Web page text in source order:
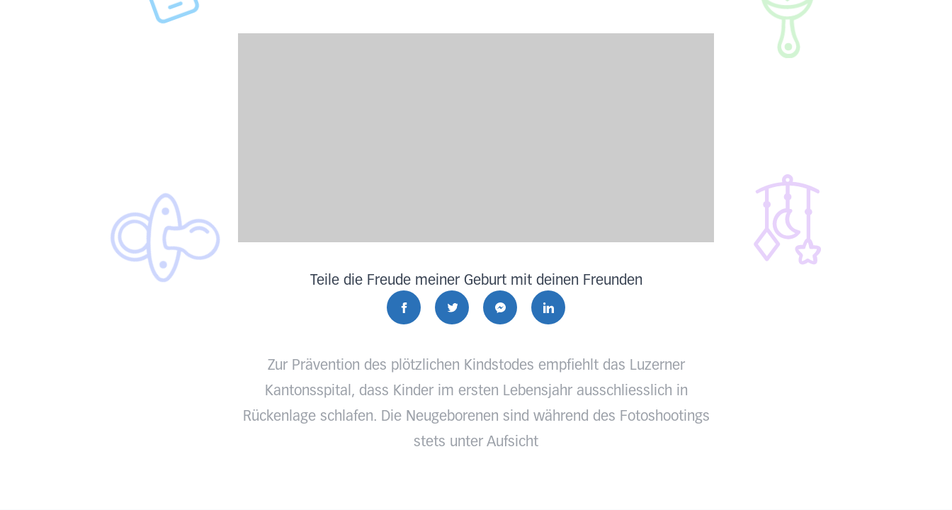
Teile die Freude meiner Geburt mit deinen Freunden
Zur Prävention des plötzlichen Kindstodes empfiehlt das Luzerner
Kantonsspital, dass Kinder im ersten Lebensjahr ausschliesslich in
Rückenlage schlafen. Die Neugeborenen sind während des Fotoshootings
stets unter Aufsicht